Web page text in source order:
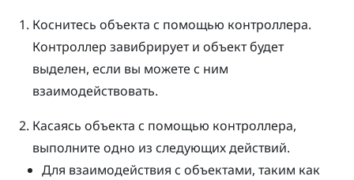
Коснитесь объекта с помощью контроллера.
Контроллер завибрирует и объект будет
выделен, если вы можете с ним
взаимодействовать.
Касаясь объекта с помощью контроллера,
выполните одно из следующих действий.
Для взаимодействия с объектами, таким как